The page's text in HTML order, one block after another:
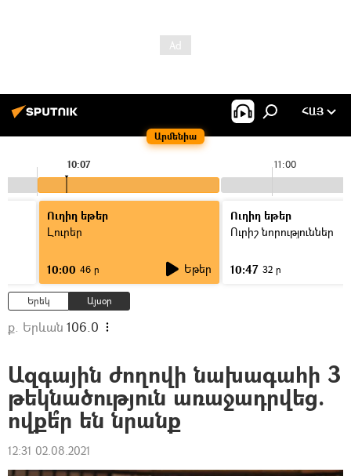
Արմենիա
ՀԱՅ
11:00
10:07
Ուղիղ եթեր
Լուրեր
10:00 46 ր Եթեր
Ուղիղ եթեր
Ուրիշ նորություններ
10:47 32 ր
Երեկ Այսօր
ք. Երևան 106.0
Ազգային ժողովի նախագահի 3
թեկնածություն առաջադրվեց.
ովքե՞ր են նրանք
12:31 02.08.2021